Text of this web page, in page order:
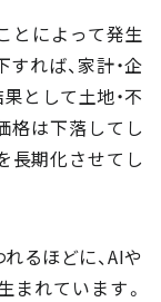
とによって発生
れば、家計・企
として土地・不
格は下落してし
長期化させてし
るほどに、AIや
れています。